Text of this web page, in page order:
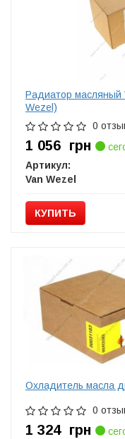
Радиатор масляный
Wezel)
0
1 056 грн
Артикул:
Van Wezel
КУПИТЬ
Охладитель масла
0
1 324 грн